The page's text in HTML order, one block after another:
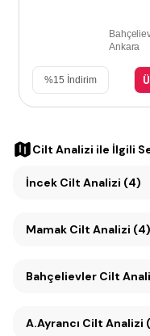
Ankara
%15 İndirim
Cilt Analizi ile İlgili
İncek Cilt Analizi (4)
Mamak Cilt Analizi (4)
Bahçelievler Cilt
A.Ayrancı Cilt Analizi